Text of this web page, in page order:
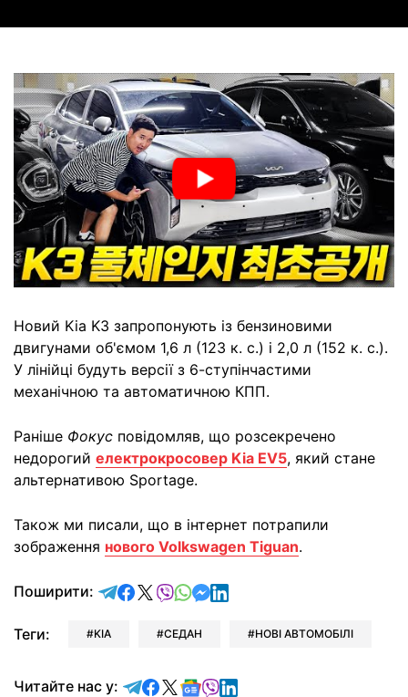
Новий Kia K3 запропонують із бензиновими
двигунами об'ємом 1,6 л (123 к. с.) і 2,0 л (152 к. с.).
У лінійці будуть версії з 6-ступінчастими
механічною та автоматичною КПП.
Раніше Фокус повідомляв, що розсекречено
недорогий електрокросовер Kia EV5, який стане
альтернативою Sportage.
Також ми писали, що в інтернет потрапили
зображення нового Volkswagen Tiguan.
Поширити: відправити у Telegram
поділитись у Facebook
поділитись у X
відправити у Viber
відправити у Whatsapp
відправити у Messenger
відправити у LinkedIn
Теги: KIA СЕДАН НОВІ АВТОМОБІЛІ
Читайте нас у: Читайте у Telegram
Читайте у Facebook
Читайте у X
Читайте у Google news
Читайте у Viber
Читайте у LinkedIn